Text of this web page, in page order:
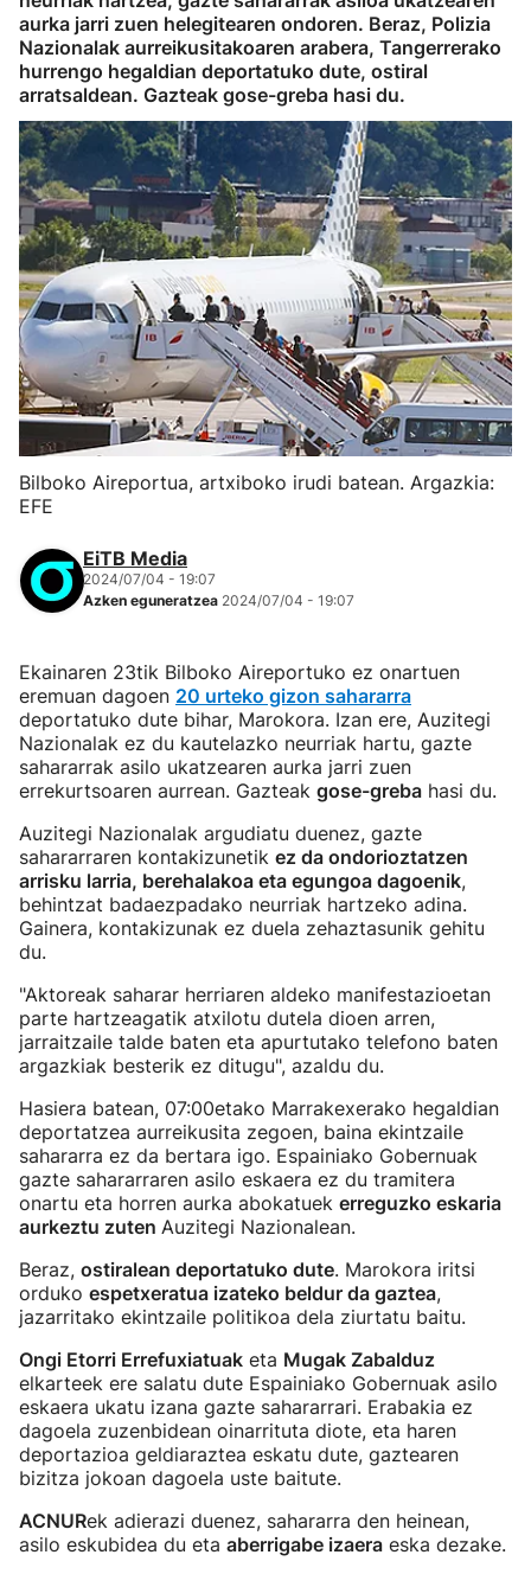
aurka jarri zuen helegitearen ondoren. Beraz, Polizia
Nazionalak aurreikusitakoaren arabera, Tangerrerako
hurrengo hegaldian deportatuko dute, ostiral
arratsaldean. Gazteak gose-greba hasi du.
Bilboko Aireportua, artxiboko irudi batean. Argazkia:
EFE
EiTB Media
2024/07/04 - 19:07
Azken eguneratzea 2024/07/04 - 19:07
Ekainaren 23tik Bilboko Aireportuko ez onartuen
eremuan dagoen 20 urteko gizon sahararra
deportatuko dute bihar, Marokora. Izan ere, Auzitegi
Nazionalak ez du kautelazko neurriak hartu, gazte
sahararrak asilo ukatzearen aurka jarri zuen
errekurtsoaren aurrean. Gazteak gose-greba hasi du.
Auzitegi Nazionalak argudiatu duenez, gazte
sahararraren kontakizunetik ez da ondorioztatzen
arrisku larria, berehalakoa eta egungoa dagoenik,
behintzat badaezpadako neurriak hartzeko adina.
Gainera, kontakizunak ez duela zehaztasunik gehitu
du.
"Aktoreak saharar herriaren aldeko manifestazioetan
parte hartzeagatik atxilotu dutela dioen arren,
jarraitzaile talde baten eta apurtutako telefono baten
argazkiak besterik ez ditugu", azaldu du.
Hasiera batean, 07:00etako Marrakexerako hegaldian
deportatzea aurreikusita zegoen, baina ekintzaile
sahararra ez da bertara igo. Espainiako Gobernuak
gazte sahararraren asilo eskaera ez du tramitera
onartu eta horren aurka abokatuek erreguzko eskaria
aurkeztu zuten Auzitegi Nazionalean.
Beraz, ostiralean deportatuko dute. Marokora iritsi
orduko espetxeratua izateko beldur da gaztea,
jazarritako ekintzaile politikoa dela ziurtatu baitu.
Ongi Etorri Errefuxiatuak eta Mugak Zabalduz
elkarteek ere salatu dute Espainiako Gobernuak asilo
eskaera ukatu izana gazte sahararrari. Erabakia ez
dagoela zuzenbidean oinarrituta diote, eta haren
deportazioa geldiaraztea eskatu dute, gaztearen
bizitza jokoan dagoela uste baitute.
ACNURek adierazi duenez, sahararra den heinean,
asilo eskubidea du eta aberrigabe izaera eska dezake.